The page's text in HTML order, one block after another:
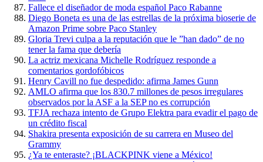
Fallece el diseñador de moda español Paco Rabanne
Diego Boneta es una de las estrellas de la próxima bioserie de
Amazon Prime sobre Paco Stanley
Gloria Trevi culpa a la reputación que le ”han dado” de no
tener la fama que debería
La actriz mexicana Michelle Rodríguez responde a
comentarios gordofóbicos
Henry Cavill no fue despedido: afirma James Gunn
AMLO afirma que los 830.7 millones de pesos irregulares
observados por la ASF a la SEP no es corrupción
TFJA rechaza intento de Grupo Elektra para evadir el pago de
un crédito fiscal
Shakira presenta exposición de su carrera en Museo del
Grammy
¿Ya te enteraste? ¡BLACKPINK viene a México!